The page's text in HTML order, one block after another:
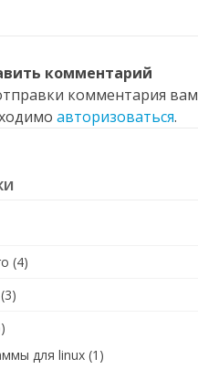
комментарий
комментария вам
авторизоваться.
(4)
(3)
для linux (1)